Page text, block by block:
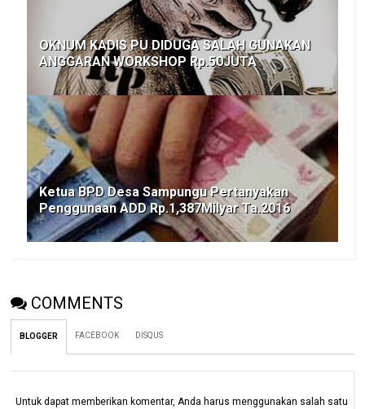
OKNUM KADIS PU DIDUGA SALAH GUNAKAN
ANGGARAN WORKSHOP Rp.50JUTA
Ketua BPD Desa Sampungu Pertanyakan
Penggunaan ADD Rp.1,387Milyar Ta.2016
COMMENTS
BLOGGER FACEBOOK DISQUS
Untuk dapat memberikan komentar, Anda harus menggunakan salah satu